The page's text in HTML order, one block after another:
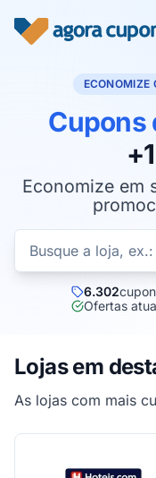
ECONOMIZE
Cupons
Economize em
6.302
Ofertas
Lojas em
As lojas com mais